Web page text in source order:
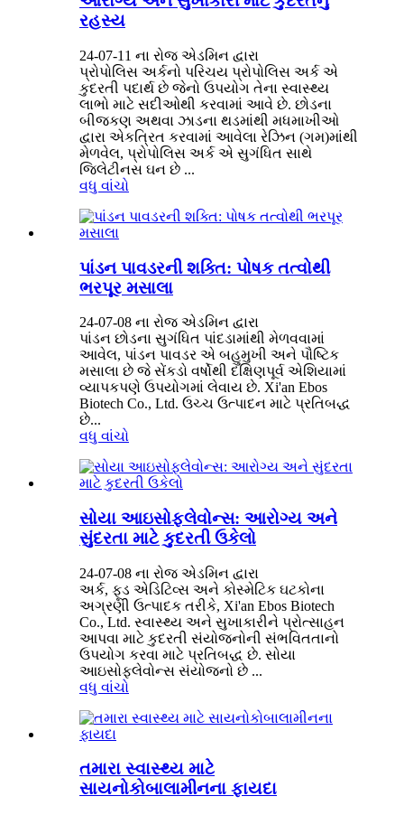
રહસ્ય
24-07-11 ના રોજ એડમિન દ્વારા
પ્રોપોલિસ અર્કનો પરિચય પ્રોપોલિસ અર્ક એ
કુદરતી પદાર્થ છે જેનો ઉપયોગ તેના સ્વાસ્થ્ય
લાભો માટે સદીઓથી કરવામાં આવે છે. છોડના
બીજકણ અથવા ઝાડના થડમાંથી મધમાખીઓ
દ્વારા એકત્રિત કરવામાં આવેલા રેઝિન (ગમ)માંથી
મેળવેલ, પ્રોપોલિસ અર્ક એ સુગંધિત સાથે
જિલેટીનસ ઘન છે ...
વધુ વાંચો
પાંડન પાવડરની શક્તિ: પોષક તત્વોથી
ભરપૂર મસાલા
24-07-08 ના રોજ એડમિન દ્વારા
પાંડન છોડના સુગંધિત પાંદડામાંથી મેળવવામાં
આવેલ, પાંડન પાવડર એ બહુમુખી અને પૌષ્ટિક
મસાલા છે જે સેંકડો વર્ષોથી દક્ષિણપૂર્વ એશિયામાં
વ્યાપકપણે ઉપયોગમાં લેવાય છે. Xi'an Ebos
Biotech Co., Ltd. ઉચ્ચ ઉત્પાદન માટે પ્રતિબદ્ધ
છે...
વધુ વાંચો
સોયા આઇસોફ્લેવોન્સ: આરોગ્ય અને
સુંદરતા માટે કુદરતી ઉકેલો
24-07-08 ના રોજ એડમિન દ્વારા
અર્ક, ફૂડ એડિટિવ્સ અને કોસ્મેટિક ઘટકોના
અગ્રણી ઉત્પાદક તરીકે, Xi'an Ebos Biotech
Co., Ltd. સ્વાસ્થ્ય અને સુખાકારીને પ્રોત્સાહન
આપવા માટે કુદરતી સંયોજનોની સંભવિતતાનો
ઉપયોગ કરવા માટે પ્રતિબદ્ધ છે. સોયા
આઇસોફ્લેવોન્સ સંયોજનો છે ...
વધુ વાંચો
તમારા સ્વાસ્થ્ય માટે
સાયનોકોબાલામીનના ફાયદા